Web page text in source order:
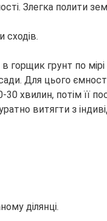
Злегка полити
сходів.
горщик грунт по
Для цього
хвилин, потім її
витягти з
ділянці.